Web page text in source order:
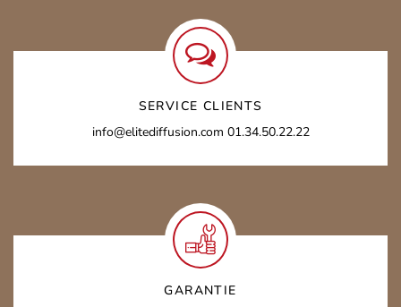
SERVICE CLIENTS
info@elitediffusion.com 01.34.50.22.22
GARANTIE